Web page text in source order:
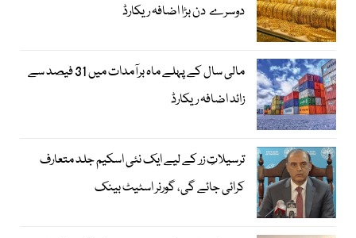
دوسرے دن بڑا اضافہ ریکارڈ
مالی سال کے پہلے ماہ برآمدات میں 31 فیصد سے
زائد اضافہ ریکارڈ
ترسیلاتِ زر کے لیے ایک نئی اسکیم جلد متعارف
کرائی جائے گی، گورنر اسٹیٹ بینک